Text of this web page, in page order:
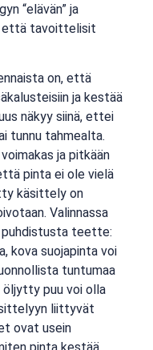
“elävän” ja
että tavoittelisit
on, että
ja kestää
näkyy siinä, ettei
tunnu tahmealta.
ja pitkään
pinta ei ole vielä
käsittely on
Valinnassa
teette:
kova suojapinta voi
tuntumaa
öljytty puu voi olla
liittyvät
ovat usein